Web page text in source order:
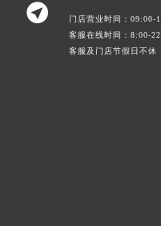

门店营业时间：09:00-
客服在线时间：8:00-
客服及门店节假日不休